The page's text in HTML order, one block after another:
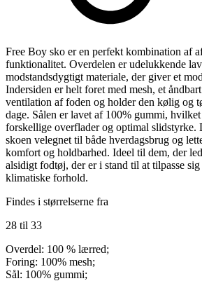
Free Boy sko er en perfekt kombination af
funktionalitet. Overdelen er udelukkende
modstandsdygtigt materiale, der giver et
Indersiden er helt foret med mesh, et
ventilation af foden og holder den kølig og
dage. Sålen er lavet af 100% gummi,
forskellige overflader og optimal slidstyrke.
skoen velegnet til både hverdagsbrug og
komfort og holdbarhed. Ideel til dem, der
alsidigt fodtøj, der er i stand til at tilpasse
klimatiske forhold.
Findes i størrelserne fra
28 til 33
Overdel: 100 % lærred;
Foring: 100% mesh;
Sål: 100% gummi;